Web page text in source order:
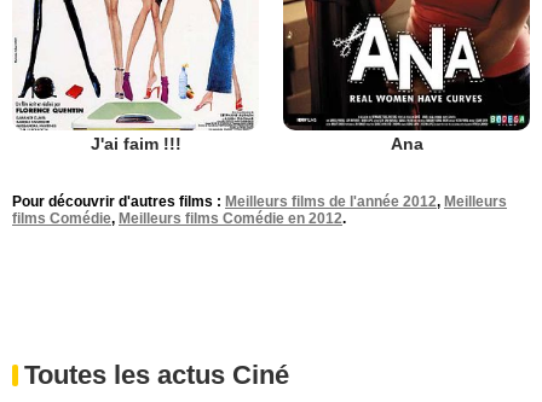
J'ai faim !!! Ana
Pour découvrir d'autres films : Meilleurs films de l'année 2012, Meilleurs
films Comédie, Meilleurs films Comédie en 2012.
Toutes les actus Ciné